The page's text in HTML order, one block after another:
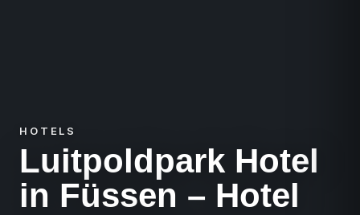
HOTELS
Luitpoldpark Hotel
in Füssen – Hotel